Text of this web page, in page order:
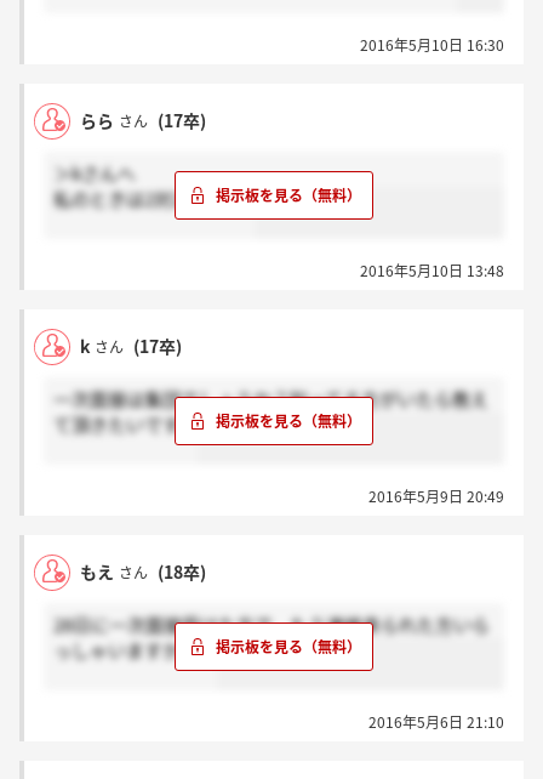
2016年5月10日 16:30
らら さん (17卒)
＞kさんへ
私のときは2対2でした！
2016年5月10日 13:48
k さん (17卒)
一次面接は集団でしょうか？知ってる方がいたら教え
て頂きたいです。
2016年5月9日 20:49
もえ さん (18卒)
28日に一次面接受けた方で、もう連絡来られた方いら
っしゃいますか？？
2016年5月6日 21:10